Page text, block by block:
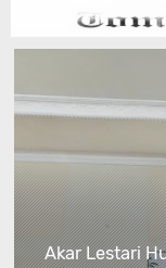
Akar Lestari